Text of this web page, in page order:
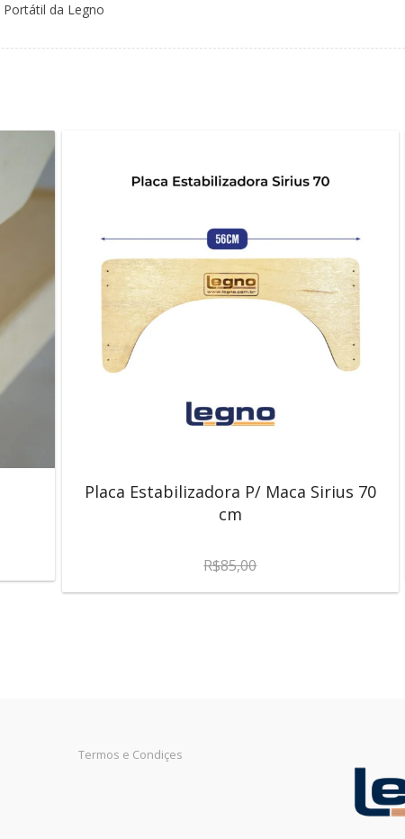
da Legno
Placa Estabilizadora P/ Maca Sirius 70
cm
R$85,00
Termos e Condiçes